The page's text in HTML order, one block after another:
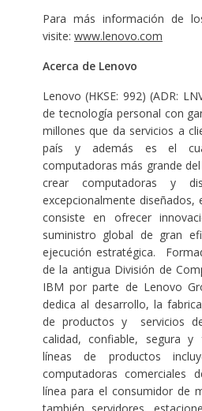
Para más información de
visite: www.lenovo.com
Acerca de Lenovo
Lenovo (HKSE: 992) (ADR:
de tecnología personal con
millones que da servicios a
país y además es el
computadoras más grande
crear computadoras y
excepcionalmente diseñados,
consiste en ofrecer
suministro global de gran
ejecución estratégica.
de la antigua División de
IBM por parte de Lenovo
dedica al desarrollo, la
de productos y servicios
calidad, confiable, segura y
líneas de productos
computadoras comerciales
línea para el consumidor de
también servidores,